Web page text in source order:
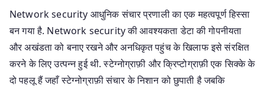
Network security आधुनिक संचार प्रणाली का एक महत्वपूर्ण हिस्सा
बन गया है. Network security की आवश्यकता डेटा की गोपनीयता
और अखंडता को बनाए रखने और अनधिकृत पहुंच के खिलाफ इसे संरक्षित
करने के लिए उत्पन्न हुई थी. स्टेग्नोग्राफ़ी और क्रिप्टोग्राफ़ी एक सिक्के के
दो पहलू हैं जहाँ स्टेग्नोग्राफ़ी संचार के निशान को छुपाती है जबकि